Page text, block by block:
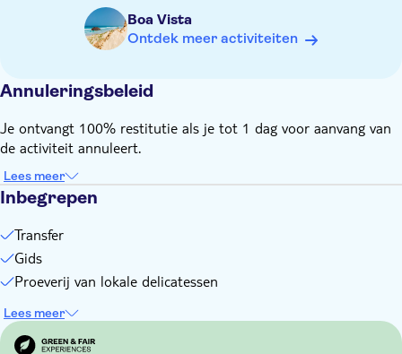
Boa Vista
Ontdek meer activiteiten
Annuleringsbeleid
Je ontvangt 100% restitutie als je tot 1 dag voor aanvang van
de activiteit annuleert.
Lees meer
Inbegrepen
Transfer
Gids
Proeverij van lokale delicatessen
Lees meer